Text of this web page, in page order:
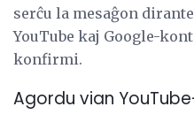
serĉu la mesaĝon
YouTube kaj Google-
konfirmi.
Agordu vian